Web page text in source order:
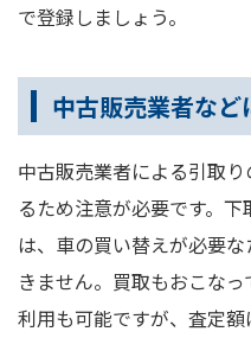
で登録しましょう。
中古販売業者など
中古販売業者による引取
るため注意が必要です。
は、車の買い替えが必要
きません。買取もおこな
利用も可能ですが、査定